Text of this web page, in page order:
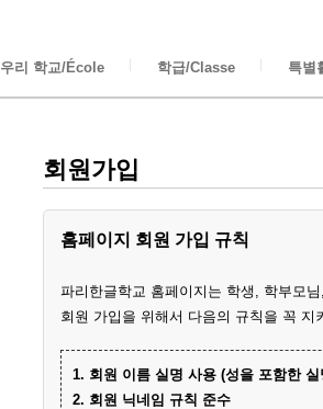
우리 학교/École 학급/Classe 특별
회원가입
홈페이지 회원 가입 규칙
파리한글학교 홈페이지는 학생, 학부모
회원 가입을 위해서 다음의 규칙을 꼭 지
1. 회원 이름 실명 사용 (성을 포함한 실
2. 회원 닉네임 규칙 준수